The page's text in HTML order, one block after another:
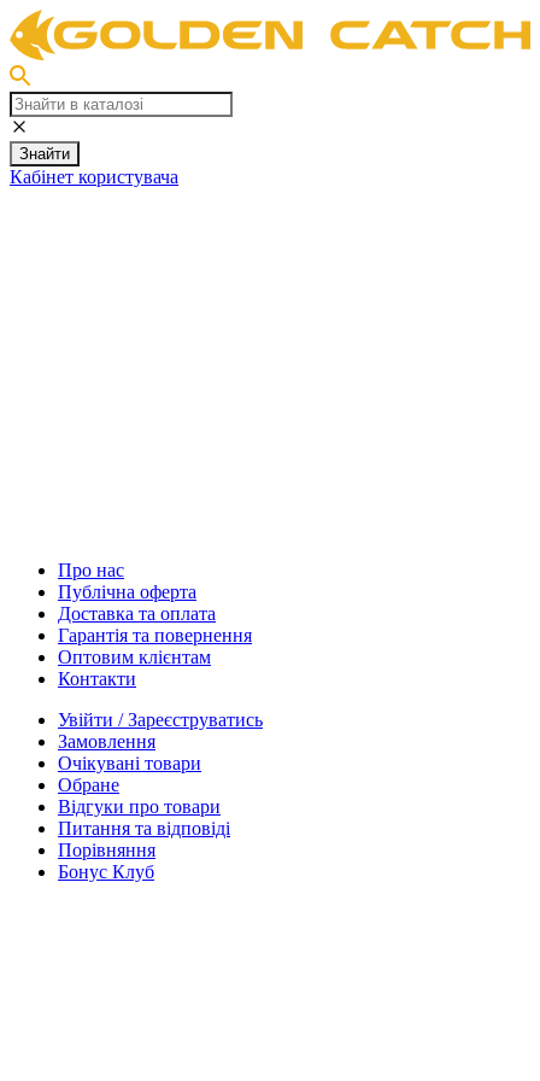
Знайти
Кабінет користувача
Про нас
Публічна оферта
Доставка та оплата
Гарантія та повернення
Оптовим клієнтам
Контакти
Увійти / Зареєструватись
Замовлення
Очікувані товари
Обране
Відгуки про товари
Питання та відповіді
Порівняння
Бонус Клуб